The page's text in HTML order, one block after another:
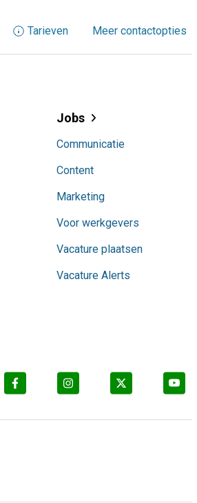
Tarieven Meer contactopties
Jobs
Communicatie
Content
Marketing
Voor werkgevers
Vacature plaatsen
Vacature Alerts